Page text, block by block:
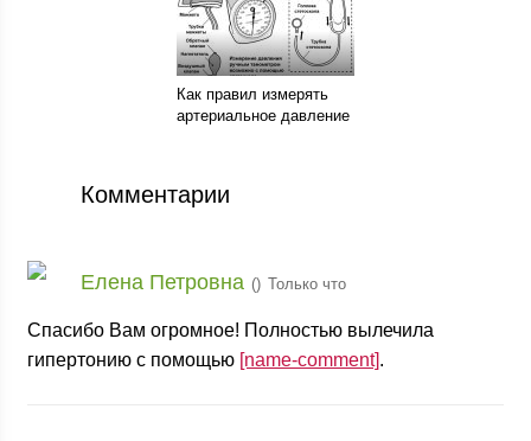
Как правил измерять
артериальное давление
Комментарии
Елена Петровна () Только что
Спасибо Вам огромное! Полностью вылечила
гипертонию с помощью [name-comment].